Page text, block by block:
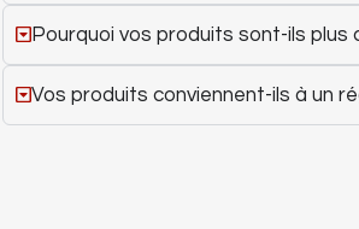
Pourquoi vos produits sont-ils plus
Vos produits conviennent-ils à un